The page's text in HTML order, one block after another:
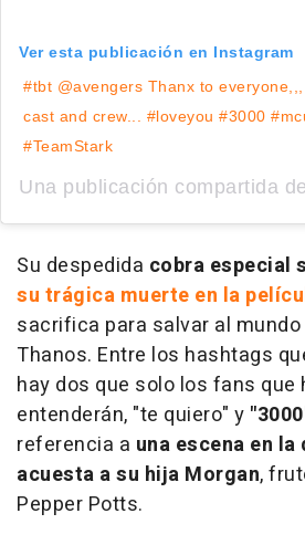
Ver esta publicación en Instagram
#tbt @avengers Thanx to
cast and crew... #loveyou #3000
#TeamStark
Una publicación compartida de
Su despedida cobra especial
su trágica muerte en la
sacrifica para salvar al
Thanos. Entre los hashtags
hay dos que solo los fans que
entenderán, "te quiero" y
referencia a una escena en
acuesta a su hija Morgan,
Pepper Potts.